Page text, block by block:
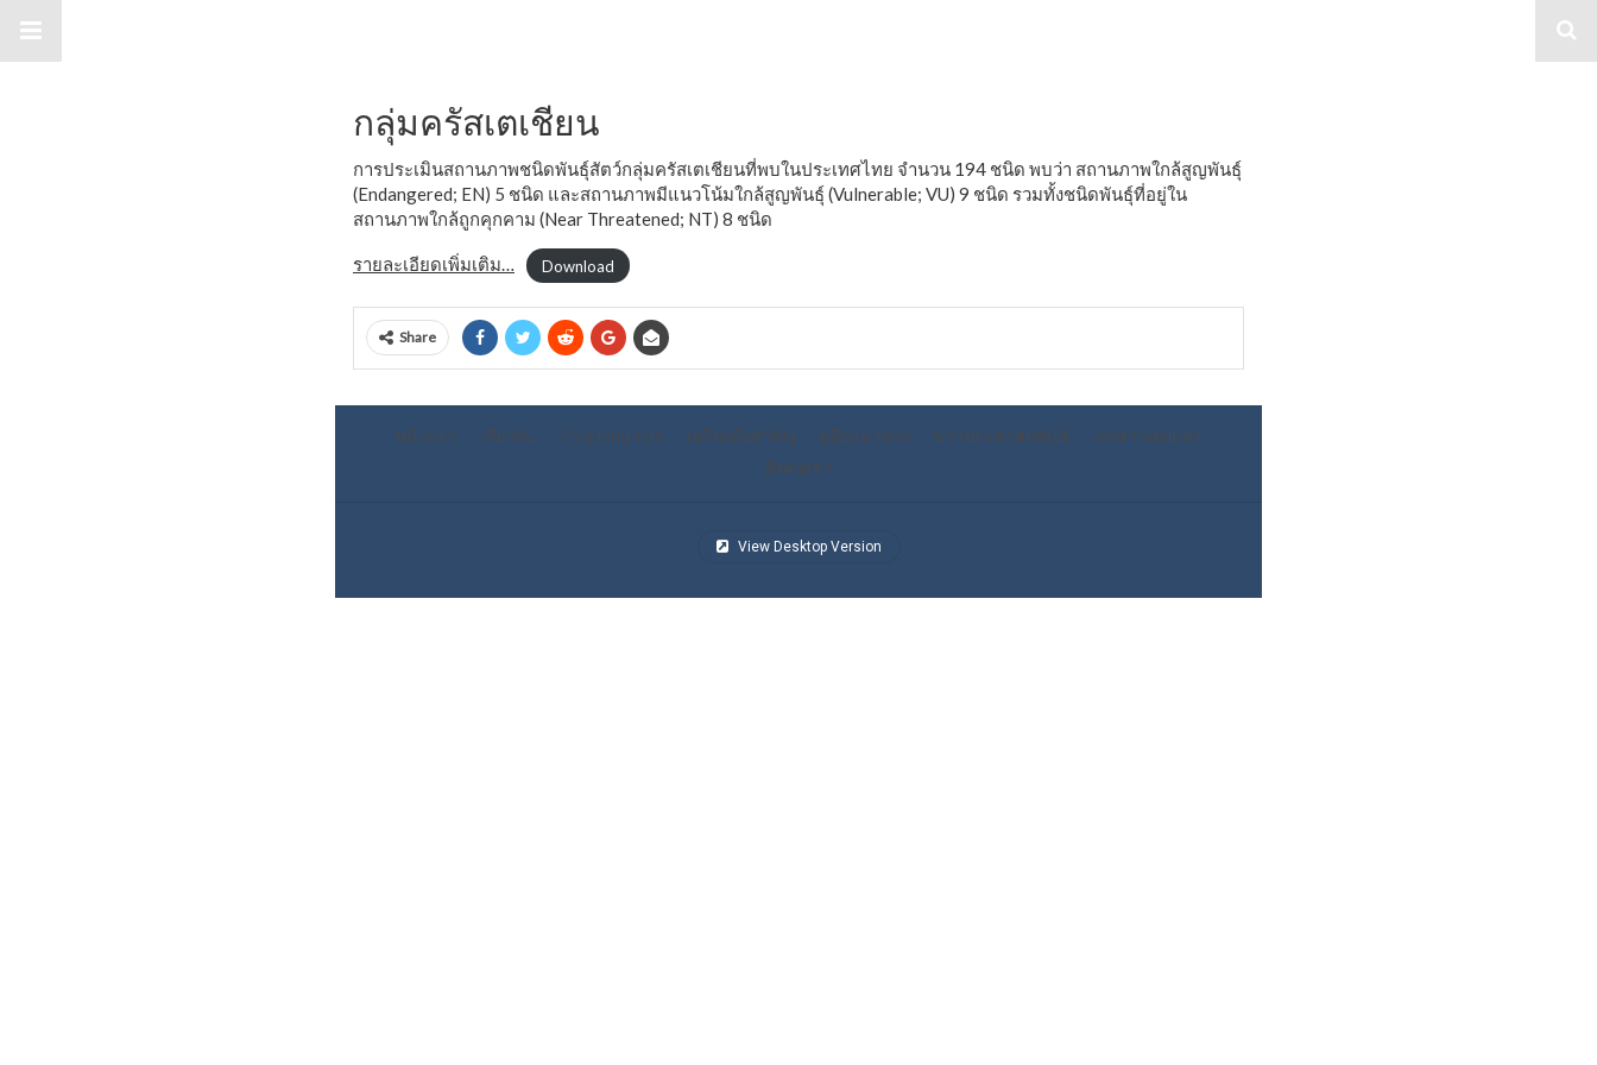
กลุ่มครัสเตเชียน
การประเมินสถานภาพชนิดพันธุ์สัตว์กลุ่มครัสเตเชียนที่พบในประเทศไทย จำนวน 194 ชนิด พบว่า สถานภาพใกล้สูญพันธุ์
(Endangered; EN) 5 ชนิด และสถานภาพมีแนวโน้มใกล้สูญพันธุ์ (Vulnerable; VU) 9 ชนิด รวมทั้งชนิดพันธุ์ที่อยู่ใน
สถานภาพใกล้ถูกคุกคาม (Near Threatened; NT) 8 ชนิด
รายละเอียดเพิ่มเติม… Download
Share
หน้าแรก เกี่ยวกับ Shopping lists เครื่องมือสำคัญ คู่มือแนวทาง ข่าวประชาสัมพันธ์
เอกสารเผยแพร่
ติดต่อเรา
View Desktop Version